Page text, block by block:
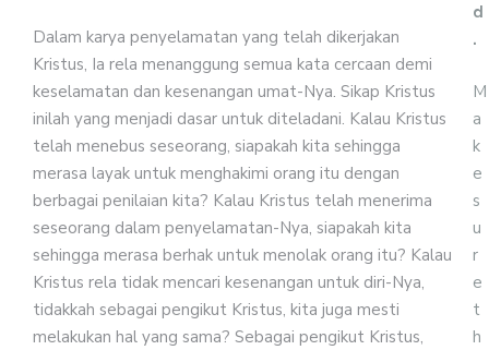
Dalam karya penyelamatan yang telah dikerjakan
Kristus, Ia rela menanggung semua kata cercaan demi
keselamatan dan kesenangan umat-Nya. Sikap Kristus
inilah yang menjadi dasar untuk diteladani. Kalau Kristus
telah menebus seseorang, siapakah kita sehingga
merasa layak untuk menghakimi orang itu dengan
berbagai penilaian kita? Kalau Kristus telah menerima
seseorang dalam penyelamatan-Nya, siapakah kita
sehingga merasa berhak untuk menolak orang itu? Kalau
Kristus rela tidak mencari kesenangan untuk diri-Nya,
tidakkah sebagai pengikut Kristus, kita juga mesti
melakukan hal yang sama? Sebagai pengikut Kristus,
d
.
M
a
k
e
s
u
r
e
t
h